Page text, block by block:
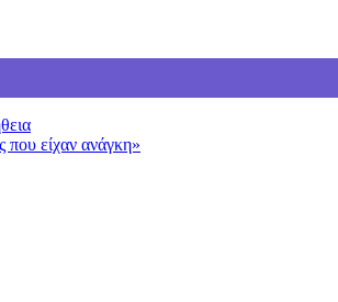
είχαν ανάγκη»